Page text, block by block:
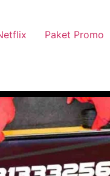
Paket Promo